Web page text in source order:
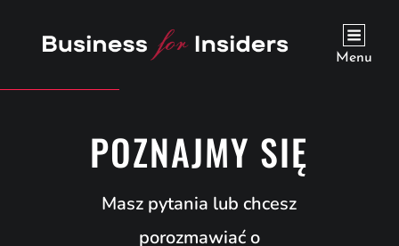
Menu
POZNAJMY SIĘ
Masz pytania lub chcesz
porozmawiać o